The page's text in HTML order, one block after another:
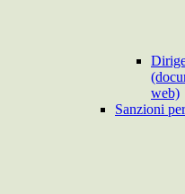
web)
Sanzioni